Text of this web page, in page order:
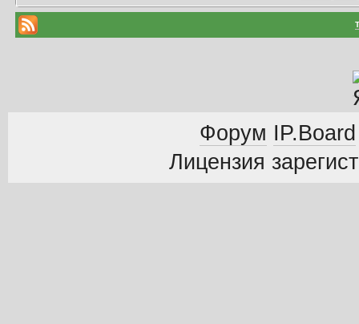
Форум IP.Board
Лицензия